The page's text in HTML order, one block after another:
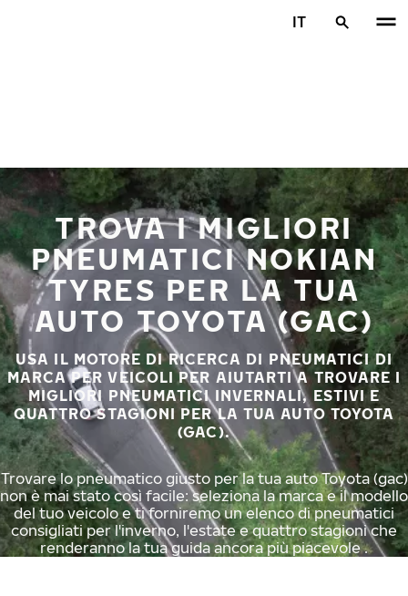
IT
TROVA I MIGLIORI
PNEUMATICI NOKIAN
TYRES PER LA TUA
AUTO TOYOTA (GAC)
USA IL MOTORE DI RICERCA DI PNEUMATICI DI
MARCA PER VEICOLI PER AIUTARTI A TROVARE I
MIGLIORI PNEUMATICI INVERNALI, ESTIVI E
QUATTRO STAGIONI PER LA TUA AUTO TOYOTA
(GAC).
Trovare lo pneumatico giusto per la tua auto Toyota (gac)
non è mai stato così facile: seleziona la marca e il modello
del tuo veicolo e ti forniremo un elenco di pneumatici
consigliati per l'inverno, l'estate e quattro stagioni che
renderanno la tua guida ancora più piacevole .